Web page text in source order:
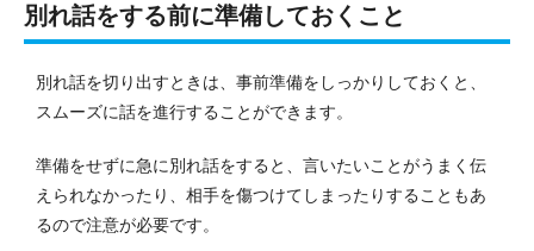
別れ話をする前に準備しておくこと
別れ話を切り出すときは、事前準備をしっかりしておくと、
スムーズに話を進行することができます。
準備をせずに急に別れ話をすると、言いたいことがうまく伝
えられなかったり、相手を傷つけてしまったりすることもあ
るので注意が必要です。